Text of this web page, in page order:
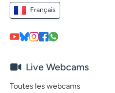
Français
Live Webcams
Toutes les webcams